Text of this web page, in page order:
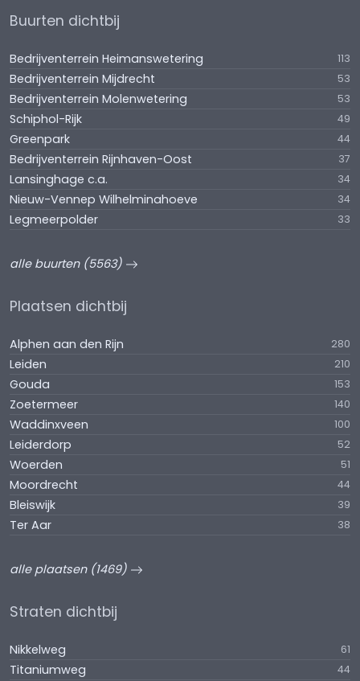
Buurten dichtbij
Bedrijventerrein Heimanswetering 113
Bedrijventerrein Mijdrecht 53
Bedrijventerrein Molenwetering 53
Schiphol-Rijk 49
Greenpark 44
Bedrijventerrein Rijnhaven-Oost 37
Lansinghage c.a. 34
Nieuw-Vennep Wilhelminahoeve 34
Legmeerpolder 33
alle buurten (5563)
Plaatsen dichtbij
Alphen aan den Rijn 280
Leiden 210
Gouda 153
Zoetermeer 140
Waddinxveen 100
Leiderdorp 52
Woerden 51
Moordrecht 44
Bleiswijk 39
Ter Aar 38
alle plaatsen (1469)
Straten dichtbij
Nikkelweg 61
Titaniumweg 44